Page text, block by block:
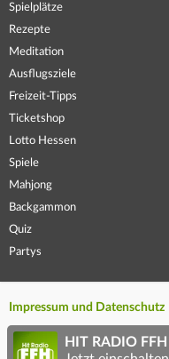
Spielplätze
Rezepte
Meditation
Ausflugsziele
Freizeit-Tipps
Ticketshop
Lotto Hessen
Spiele
Mahjong
Backgammon
Quiz
Partys
Impressum und Datenschutz
HIT RADIO FFH